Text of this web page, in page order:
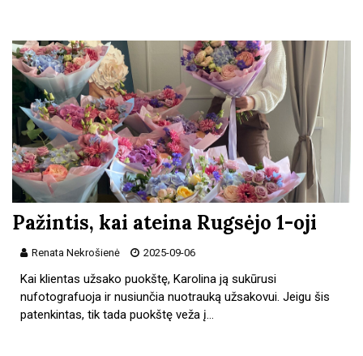
Pažintis, kai ateina Rugsėjo 1-oji
Renata Nekrošienė 2025-09-06
Kai klientas užsako puokštę, Karolina ją sukūrusi
nufotografuoja ir nusiunčia nuotrauką užsakovui. Jeigu šis
patenkintas, tik tada puokštę veža į…